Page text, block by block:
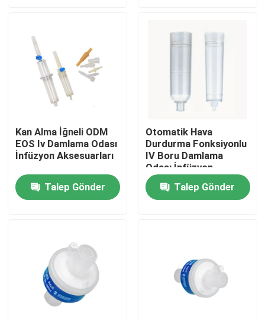
Hakkımızda
Fabrika turu
Kalite kontrol
Teklif isteği
Tıbbi Silikon Kauçuk
Tıbbi Kauçuk Tıpa
Kan Alma İğneli ODM
EOS Iv Damlama Odası
İnfüzyon Aksesuarları
Talep Gönder
Otomatik Hava
Durdurma Fonksiyonlu
IV Boru Damlama
Odası İnfüzyon
Aksesuarları
Talep Gönder